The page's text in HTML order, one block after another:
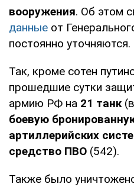
вооружения. Об этом
данные от
постоянно уточняются.
Так, кроме сотен
прошедшие сутки
армию РФ на 21 танк
боевую
артиллерийских
средство ПВО (542).
Также было